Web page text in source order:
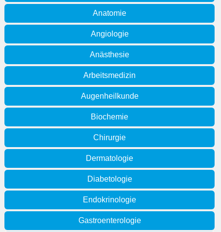
Anatomie
Angiologie
Anästhesie
Arbeitsmedizin
Augenheilkunde
Biochemie
Chirurgie
Dermatologie
Diabetologie
Endokrinologie
Gastroenterologie